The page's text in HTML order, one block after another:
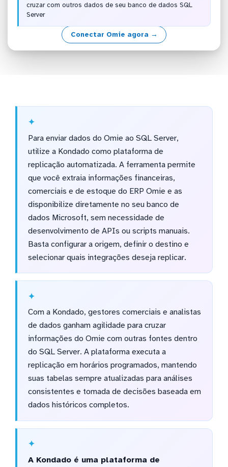
cruzar com outros dados de seu banco de dados SQL
Server
Conectar Omie agora →
Para enviar dados do Omie ao SQL Server,
utilize a Kondado como plataforma de
replicação automatizada. A ferramenta permite
que você extraia informações financeiras,
comerciais e de estoque do ERP Omie e as
disponibilize diretamente no seu banco de
dados Microsoft, sem necessidade de
desenvolvimento de APIs ou scripts manuais.
Basta configurar a origem, definir o destino e
selecionar quais integrações deseja replicar.
Com a Kondado, gestores comerciais e analistas
de dados ganham agilidade para cruzar
informações do Omie com outras fontes dentro
do SQL Server. A plataforma executa a
replicação em horários programados, mantendo
suas tabelas sempre atualizadas para análises
consistentes e tomada de decisões baseada em
dados históricos completos.
A Kondado é uma plataforma de